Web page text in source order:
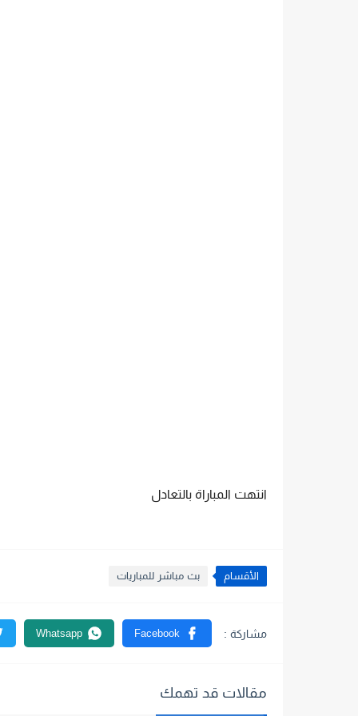
انتهت المباراة بالتعادل
الأقسام بث مباشر للمباريات
مقالات قد تهمك